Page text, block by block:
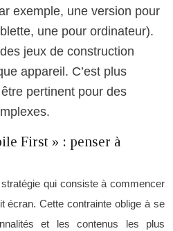
exemple, une version pour
une pour ordinateur).
jeux de construction
appareil. C’est plus
pertinent pour des
First » : penser à
qui consiste à commencer
écran. Cette contrainte oblige à se
et les contenus les plus